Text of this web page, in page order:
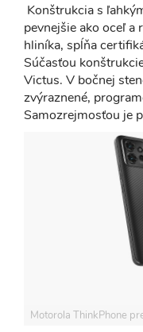
Konštrukcia s
pevnejšie ako oceľ a
hliníka, spĺňa
Súčasťou
Victus. V bočnej
zvýraznené,
Samozrejmosťou je
Motorola ThinkPhone